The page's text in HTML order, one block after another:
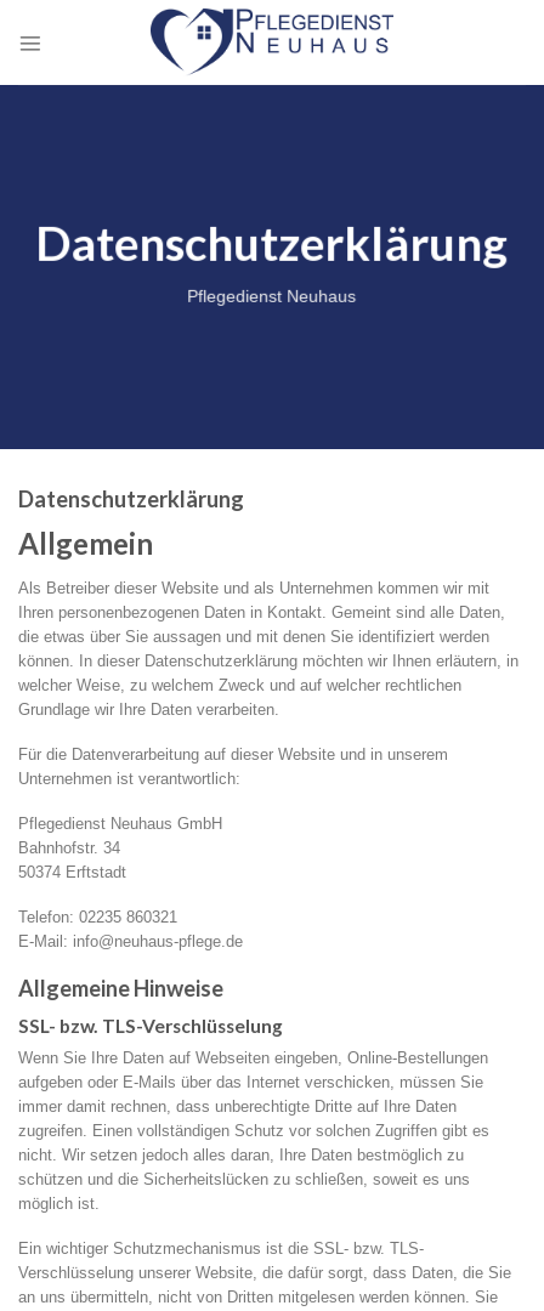
Inhalt
Datenschutzerklärung
Pflegedienst Neuhaus
Datenschutzerklärung
Allgemein
Als Betreiber dieser Website und als Unternehmen kommen wir mit
Ihren personenbezogenen Daten in Kontakt. Gemeint sind alle Daten,
die etwas über Sie aussagen und mit denen Sie identifiziert werden
können. In dieser Datenschutzerklärung möchten wir Ihnen erläutern, in
welcher Weise, zu welchem Zweck und auf welcher rechtlichen
Grundlage wir Ihre Daten verarbeiten.
Für die Datenverarbeitung auf dieser Website und in unserem
Unternehmen ist verantwortlich:
Pflegedienst Neuhaus GmbH
Bahnhofstr. 34
50374 Erftstadt
Telefon: 02235 860321
E-Mail: info@neuhaus-pflege.de
Allgemeine Hinweise
SSL- bzw. TLS-Verschlüsselung
Wenn Sie Ihre Daten auf Webseiten eingeben, Online-Bestellungen
aufgeben oder E-Mails über das Internet verschicken, müssen Sie
immer damit rechnen, dass unberechtigte Dritte auf Ihre Daten
zugreifen. Einen vollständigen Schutz vor solchen Zugriffen gibt es
nicht. Wir setzen jedoch alles daran, Ihre Daten bestmöglich zu
schützen und die Sicherheitslücken zu schließen, soweit es uns
möglich ist.
Ein wichtiger Schutzmechanismus ist die SSL- bzw. TLS-
Verschlüsselung unserer Website, die dafür sorgt, dass Daten, die Sie
an uns übermitteln, nicht von Dritten mitgelesen werden können. Sie